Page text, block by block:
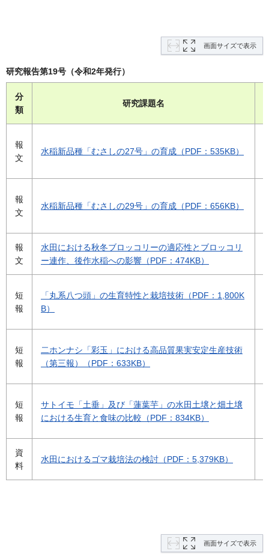
画面サイズで表示
研究報告第19号（令和2年発行）
分
類
研究課題名
報
文
水稲新品種「むさしの27号」の育成（PDF：535KB）
報
文
水稲新品種「むさしの29号」の育成（PDF：656KB）
報
文
水田における秋冬ブロッコリーの適応性とブロッコリ
ー連作、後作水稲への影響（PDF：474KB）
短
報
「丸系八つ頭」の生育特性と栽培技術（PDF：1,800K
B）
短
報
二ホンナシ「彩玉」における高品質果実安定生産技術
（第三報）（PDF：633KB）
短
報
サトイモ「土垂」及び「蓮葉芋」の水田土壌と畑土壌
における生育と食味の比較（PDF：834KB）
資
料
水田におけるゴマ栽培法の検討（PDF：5,379KB）
画面サイズで表示